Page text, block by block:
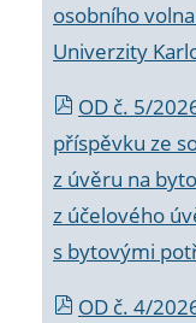
osobního
Univerzity
OD č. 5/
příspěvku ze
z úvěru na
z účelového
s bytovými
OD č. 4/